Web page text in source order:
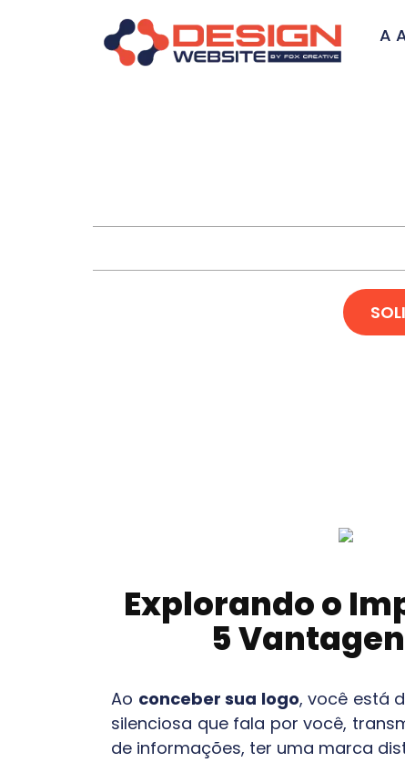
A
Explorando o
5
Ao conceber sua logo, você está
silenciosa que fala por você,
de informações, ter uma marca